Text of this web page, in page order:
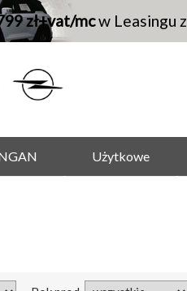
zł+vat/mcw Leasingu z
Użytkowe